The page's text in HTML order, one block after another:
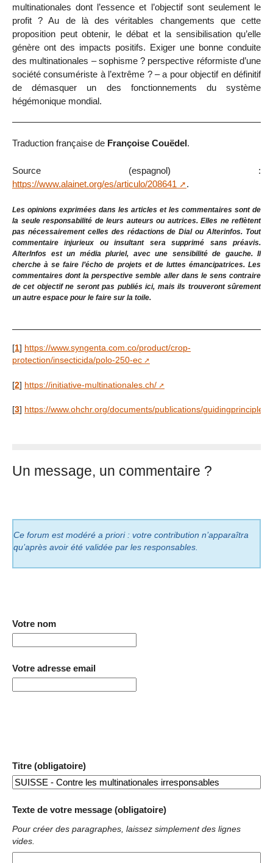
multinationales dont l’essence et l’objectif sont seulement le
profit ? Au de là des véritables changements que cette
proposition peut obtenir, le débat et la sensibilisation qu’elle
génère ont des impacts positifs. Exiger une bonne conduite
des multinationales – sophisme ? perspective réformiste d’une
société consumériste à l’extrême ? – a pour objectif en définitif
de démasquer un des fonctionnements du système
hégémonique mondial.
Traduction française de Françoise Couëdel.
Source (espagnol) :
https://www.alainet.org/es/articulo/208641
.
Les opinions exprimées dans les articles et les commentaires sont de
la seule responsabilité de leurs auteurs ou autrices. Elles ne reflètent
pas nécessairement celles des rédactions de Dial ou Alterinfos. Tout
commentaire injurieux ou insultant sera supprimé sans préavis.
AlterInfos est un média pluriel, avec une sensibilité de gauche. Il
cherche à se faire l’écho de projets et de luttes émancipatrices. Les
commentaires dont la perspective semble aller dans le sens contraire
de cet objectif ne seront pas publiés ici, mais ils trouveront sûrement
un autre espace pour le faire sur la toile.
[1] https://www.syngenta.com.co/product/crop-
protection/insecticida/polo-250-ec
[2] https://initiative-multinationales.ch/
[3] https://www.ohchr.org/documents/publications/
Un message, un commentaire ?
Ce forum est modéré a priori : votre contribution n’apparaîtra
qu’après avoir été validée par les responsables.
Votre nom
Votre adresse email
Titre (obligatoire)
Texte de votre message (obligatoire)
Pour créer des paragraphes, laissez simplement des lignes
vides.